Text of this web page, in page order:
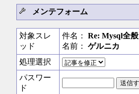
メンテフォーム
対象スレ
ッド
件名： Re: Mysql全般
名前： ゲルニカ
処理選択
パスワー
ド